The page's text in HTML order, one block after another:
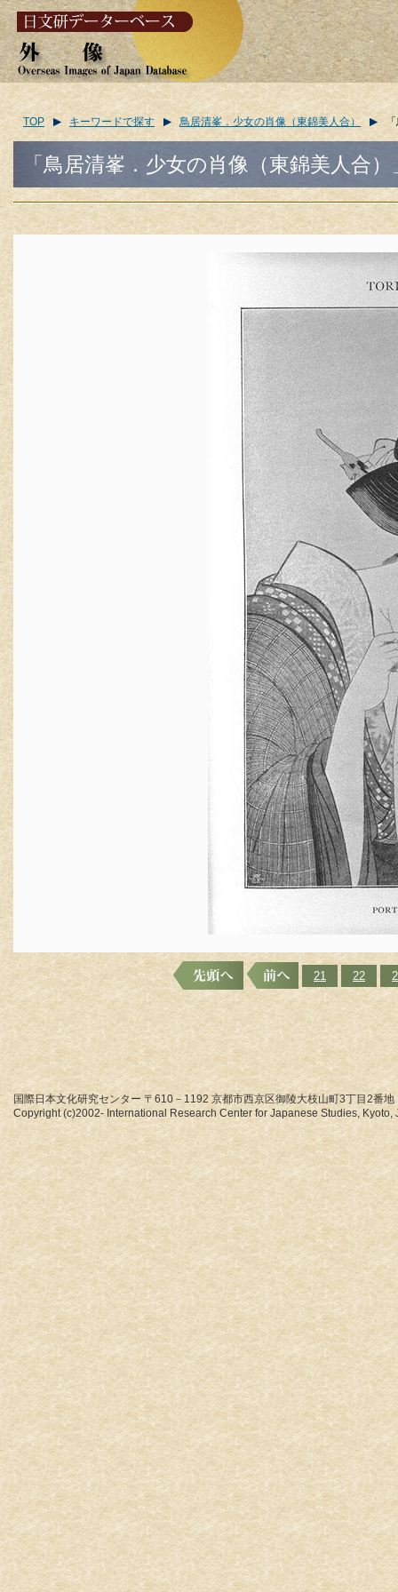
TOP キーワードで探す 鳥居清峯．少女の肖像（東錦美人合）
「鳥居清峯．少女の肖像（東錦美人合
21 22
国際日本文化研究センター 〒610－1192 京都市西京区御陵大枝山町3丁目2番地
Copyright (c)2002- International Research Center for Japanese Studies, Kyoto,